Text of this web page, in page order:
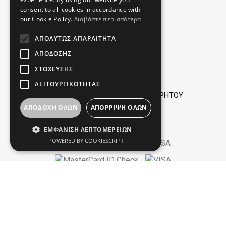
ΠΛΗΡΟΦΟΡΙΕΣ
ΤΡΌΠΟΙ ΠΛΗΡΩΜΉΣ
ΤΡΌΠΟΙ ΚΑΙ ΈΞΟΔΑ ΑΠΟΣΤΟΛΉΣ
ΠΡΟΣΩΠΙΚΆ ΔΕΔΟΜΈΝΑ - ΠΟΛΙΤΙΚΉ ΑΠΟΡΡΉΤΟΥ
ΠΝΕΥΜΑΤΙΚΉ ΙΔΙΟΚΤΗΣΊΑ - COOKIES
consent to all cookies in accordance with
our Cookie Policy. Διαβάστε περισσότερα
ΑΠΟΛΎΤΩΣ ΑΠΑΡΑΊΤΗΤΑ
ΑΠΌΔΟΣΗΣ
ΣΤΌΧΕΥΣΗΣ
ΛΕΙΤΟΥΡΓΙΚΌΤΗΤΑΣ
ΑΠΟΔΟΧΉ ΌΛΩΝ ΑΠΌΡΡΙΨΗ ΌΛΩΝ
ΕΜΦΆΝΙΣΗ ΛΕΠΤΟΜΕΡΕΙΏΝ
POWERED BY COOKIESCRIPT